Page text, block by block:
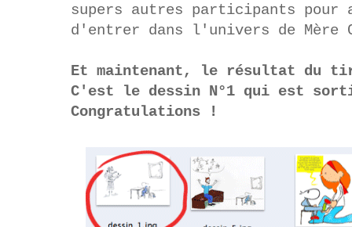
supers autres participants pour
d'entrer dans l'univers de Mère
Et maintenant, le résultat du
C'est le dessin N°1 qui est
Congratulations !